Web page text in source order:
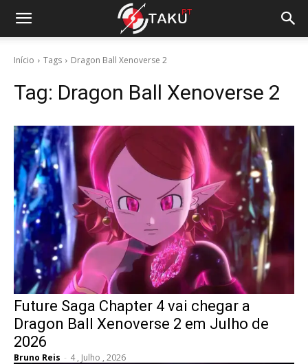
Início Tags Dragon Ball Xenoverse 2
Tag: Dragon Ball Xenoverse 2
Future Saga Chapter 4 vai chegar a
Dragon Ball Xenoverse 2 em Julho de
2026
Bruno Reis - 4 , Julho , 2026